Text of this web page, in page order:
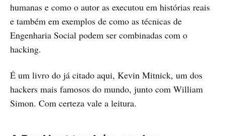
humanas e como o autor as executou em histórias reais
e também em exemplos de como as técnicas de
Engenharia Social podem ser combinadas com o
hacking.
É um livro do já citado aqui, Kevin Mitnick, um dos
hackers mais famosos do mundo, junto com William
Simon. Com certeza vale a leitura.